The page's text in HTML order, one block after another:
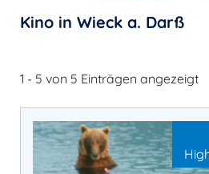
Kino in Wieck a. Darß
1 - 5 von 5 Einträgen angezeigt